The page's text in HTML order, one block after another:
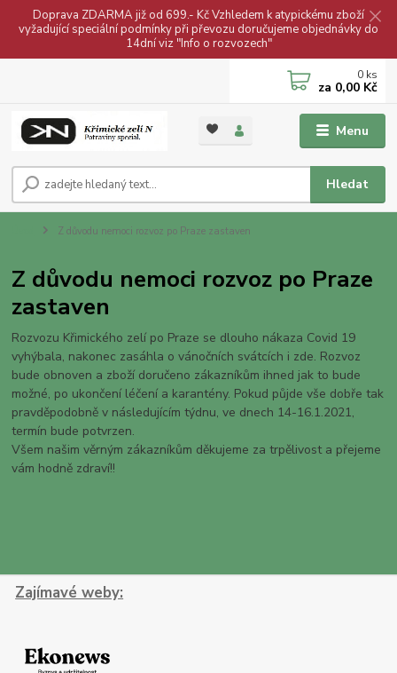
Doprava ZDARMA již od 699.- Kč Vzhledem k atypickému zboží
vyžadující speciální podmínky při převozu doručujeme objednávky do
14dní viz "Info o rozvozech"
Menu
Hledat
0 ks
za 0,00 Kč
Z důvodu nemoci rozvoz po Praze zastaven
Z důvodu nemoci rozvoz po Praze
zastaven
Rozvozu Křimického zelí po Praze se dlouho nákaza Covid 19
vyhýbala, nakonec zasáhla o vánočních svátcích i zde. Rozvoz
bude obnoven a zboží doručeno zákazníkům ihned jak to bude
možné, po ukončení léčení a karantény. Pokud půjde vše dobře tak
pravděpodobně v následujícím týdnu, ve dnech 14-16.1.2021,
termín bude potvrzen.
Všem našim věrným zákazníkům děkujeme za trpělivost a přejeme
vám hodně zdraví!!
Zajímavé weby: